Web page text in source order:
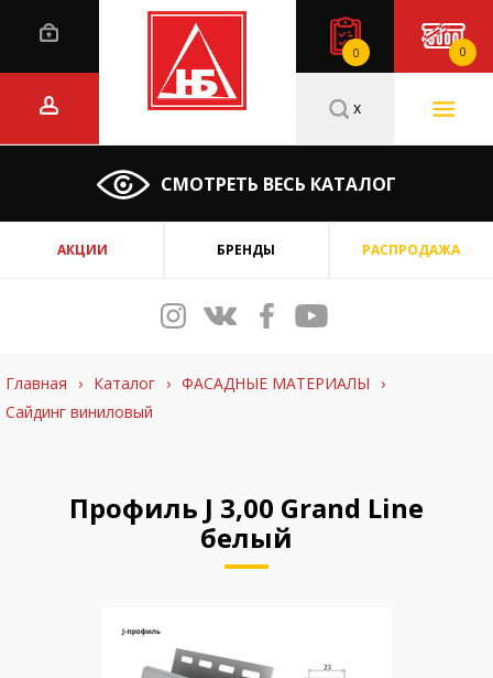
0 0
СМОТРЕТЬ ВЕСЬ КАТАЛОГ
x
АКЦИИ БРЕНДЫ РАСПРОДАЖА
Главная › Каталог › ФАСАДНЫЕ МАТЕРИАЛЫ
›
Сайдинг виниловый
Профиль J 3,00 Grand Line
белый